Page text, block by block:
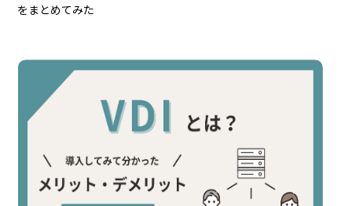
をまとめてみた